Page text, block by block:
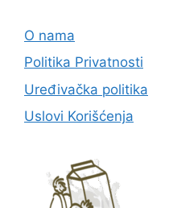
O nama
Politika Privatnosti
Uređivačka politika
Uslovi Korišćenja